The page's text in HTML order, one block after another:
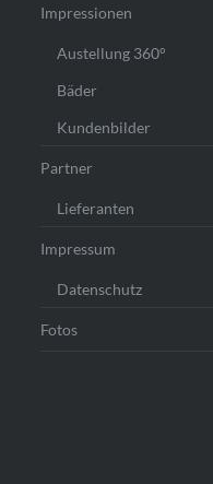
Impressionen
Austellung 360°
Bäder
Kundenbilder
Partner
Lieferanten
Impressum
Datenschutz
Fotos